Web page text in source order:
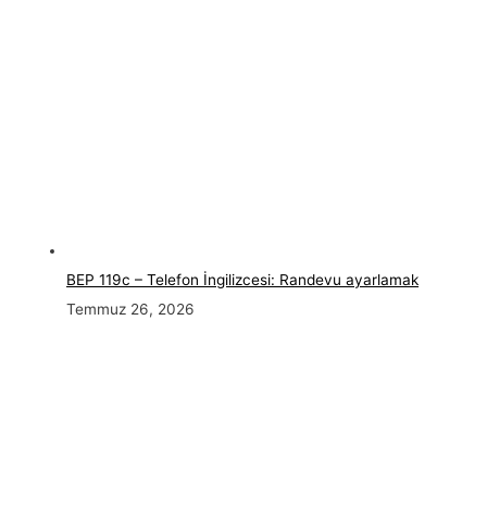
BEP 119c – Telefon İngilizcesi: Randevu ayarlamak
Temmuz 26, 2026